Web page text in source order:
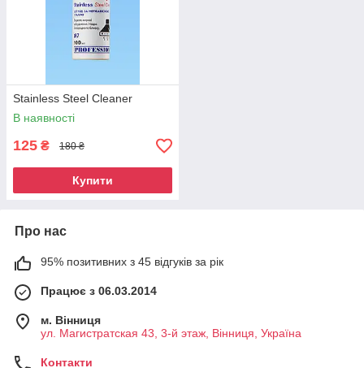
Stainless Steel Cleaner
В наявності
125 ₴ 180 ₴
Купити
Про нас
95% позитивних з 45 відгуків за рік
Працює з 06.03.2014
м. Вінниця
ул. Магистратская 43, 3-й этаж, Вінниця, Україна
Контакти